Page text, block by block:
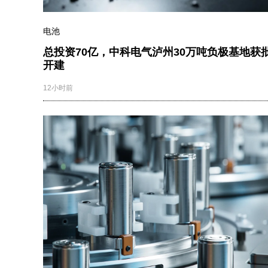
电池
总投资70亿，中科电气泸州30万吨负极基地获
开建
12小时前